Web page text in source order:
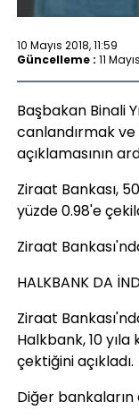
10 Mayıs 2018, 11:59
Güncelleme : 11
Başbakan Binali
canlandırmak
açıklamasının
Ziraat Bankası,
yüzde 0.98'e
Ziraat
HALKBANK DA
Ziraat
Halkbank, 10
çektiğini açıkladı.
Diğer